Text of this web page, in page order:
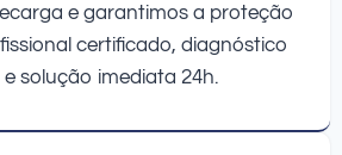
e garantimos a proteção
certificado, diagnóstico
solução imediata 24h.